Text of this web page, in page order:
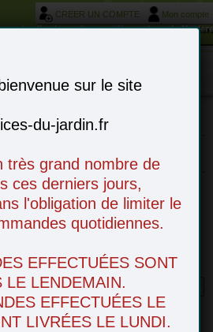
sur le site
du-jardin.fr
très grand nombre de
ces derniers jours,
l'obligation de limiter le
quotidiennes.
EFFECTUÉES SONT
LE LENDEMAIN.
EFFECTUÉES LE
LIVRÉES LE LUNDI.
CREER UN COMPTE
Mon compte
service livraison et réservation autour de
ou livré chez vous